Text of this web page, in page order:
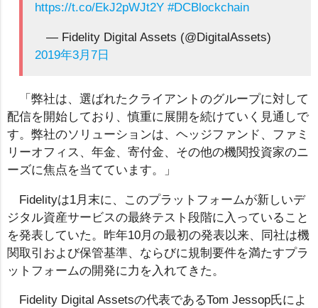
https://t.co/EkJ2pWJt2Y #DCBlockchain
— Fidelity Digital Assets (@DigitalAssets)
2019年3月7日
「弊社は、選ばれたクライアントのグループに対して
配信を開始しており、慎重に展開を続けていく見通しで
す。弊社のソリューションは、ヘッジファンド、ファミ
リーオフィス、年金、寄付金、その他の機関投資家のニ
ーズに焦点を当てています。」
Fidelityは1月末に、このプラットフォームが新しいデ
ジタル資産サービスの最終テスト段階に入っていること
を発表していた。昨年10月の最初の発表以来、同社は機
関取引および保管基準、ならびに規制要件を満たすプラ
ットフォームの開発に力を入れてきた。
Fidelity Digital Assetsの代表であるTom Jessop氏によ